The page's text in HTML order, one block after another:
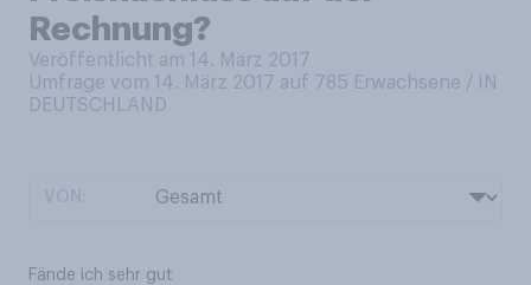
Rechnung?
Veröffentlicht am 14. März 2017
Umfrage vom 14. März 2017 auf 785 Erwachsene / IN
DEUTSCHLAND
Fände ich sehr gut